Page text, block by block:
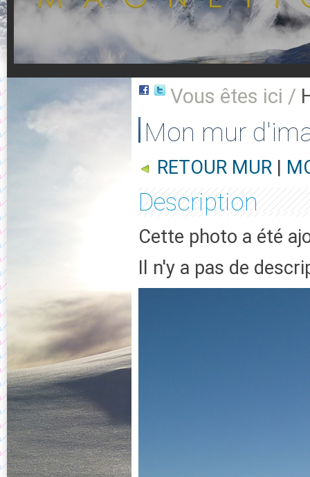
Vous êtes ici /
Mon mur
RETOUR MUR |
Description
Cette photo a été
Il n'y a pas de